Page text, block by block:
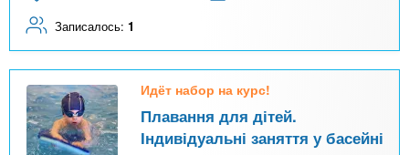
Записалось: 1
Идёт набор на курс!
Плавання для дітей.
Індивідуальні заняття у басейні